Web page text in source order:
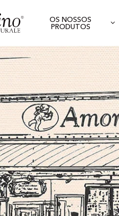
OS NOSSOS
PRODUTOS